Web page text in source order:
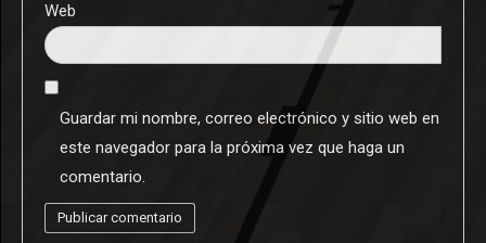
Web
Guardar mi nombre, correo electrónico y sitio web en
este navegador para la próxima vez que haga un
comentario.